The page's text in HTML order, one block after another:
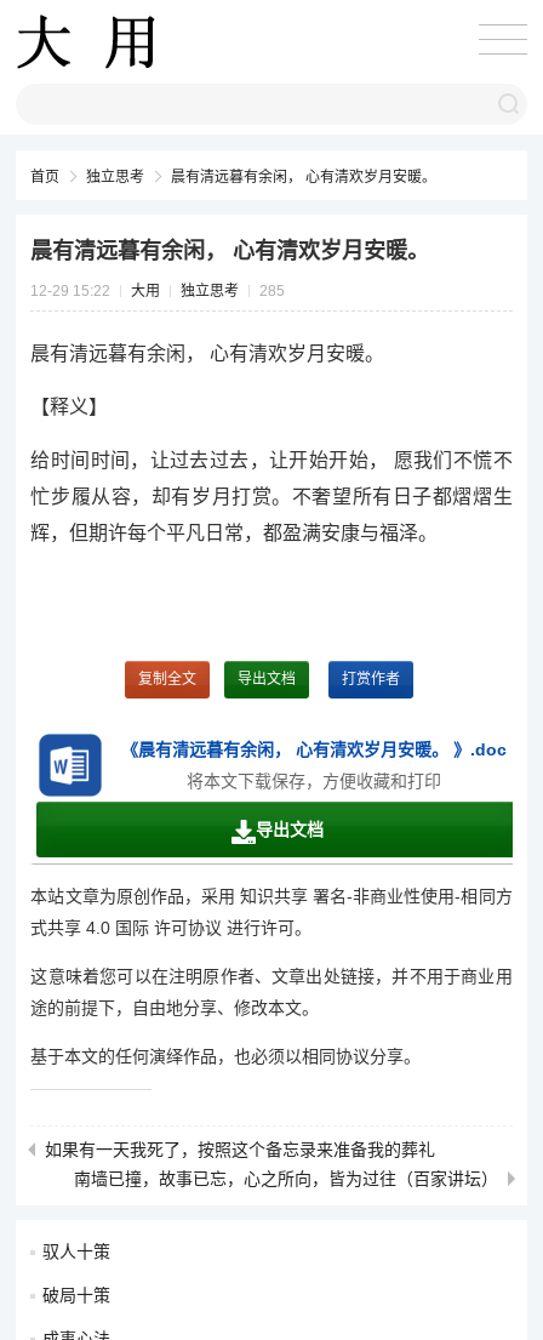
首页 独立思考 晨有清远暮有余闲， 心有清欢岁月安暖。
晨有清远暮有余闲， 心有清欢岁月安暖。
12-29 15:22 大用 独立思考 285
晨有清远暮有余闲， 心有清欢岁月安暖。
【释义】
给时间时间，让过去过去，让开始开始， 愿我们不慌不
忙步履从容，却有岁月打赏。不奢望所有日子都熠熠生
辉，但期许每个平凡日常，都盈满安康与福泽。
复制全文 导出文档 打赏作者
《晨有清远暮有余闲， 心有清欢岁月安暖。 》.doc
将本文下载保存，方便收藏和打印
导出文档
本站文章为原创作品，采用 知识共享 署名-非商业性使用-相同方
式共享 4.0 国际 许可协议 进行许可。
这意味着您可以在注明原作者、文章出处链接，并不用于商业用
途的前提下，自由地分享、修改本文。
基于本文的任何演绎作品，也必须以相同协议分享。
如果有一天我死了，按照这个备忘录来准备我的葬礼
南墙已撞，故事已忘，心之所向，皆为过往（百家讲坛）
驭人十策
破局十策